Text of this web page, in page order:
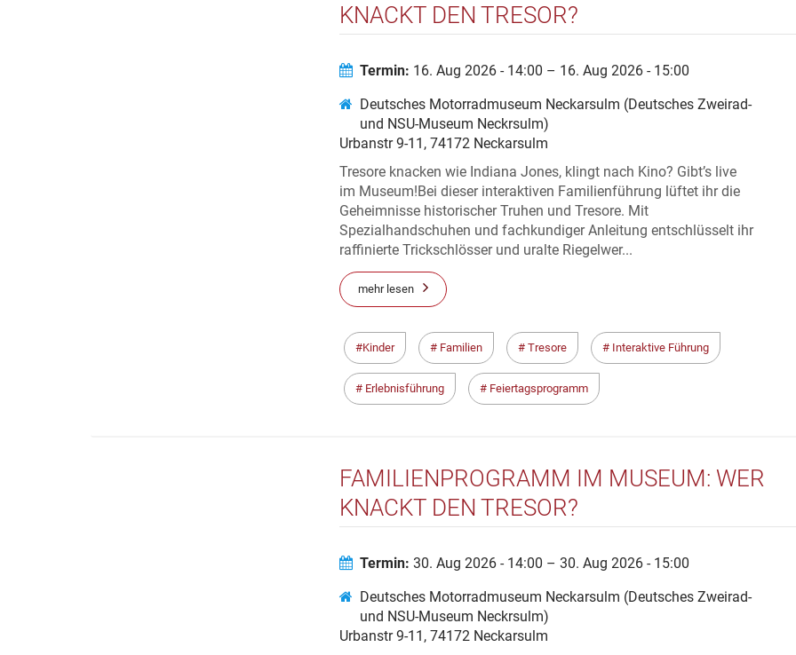
KNACKT DEN TRESOR?
Termin: 16. Aug 2026 - 14:00 – 16. Aug 2026 - 15:00
Deutsches Motorradmuseum Neckarsulm (Deutsches Zweirad-
und NSU-Museum Neckrsulm)
Urbanstr 9-11, 74172 Neckarsulm
Tresore knacken wie Indiana Jones, klingt nach Kino? Gibt’s live
im Museum!Bei dieser interaktiven Familienführung lüftet ihr die
Geheimnisse historischer Truhen und Tresore. Mit
Spezialhandschuhen und fachkundiger Anleitung entschlüsselt ihr
raffinierte Trickschlösser und uralte Riegelwer...
mehr lesen
Kinder Familien Tresore Interaktive Führung
Erlebnisführung Feiertagsprogramm
FAMILIENPROGRAMM IM MUSEUM: WER
KNACKT DEN TRESOR?
Termin: 30. Aug 2026 - 14:00 – 30. Aug 2026 - 15:00
Deutsches Motorradmuseum Neckarsulm (Deutsches Zweirad-
und NSU-Museum Neckrsulm)
Urbanstr 9-11, 74172 Neckarsulm